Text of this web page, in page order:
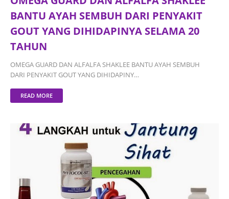
BANTU AYAH SEMBUH DARI PENYAKIT
GOUT YANG DIHIDAPINYA SELAMA 20
TAHUN
OMEGA GUARD DAN ALFALFA SHAKLEE BANTU AYAH SEMBUH
DARI PENYAKIT GOUT YANG DIHIDAPINY…
READ MORE